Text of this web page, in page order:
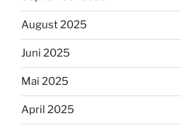
August 2025
Juni 2025
Mai 2025
April 2025